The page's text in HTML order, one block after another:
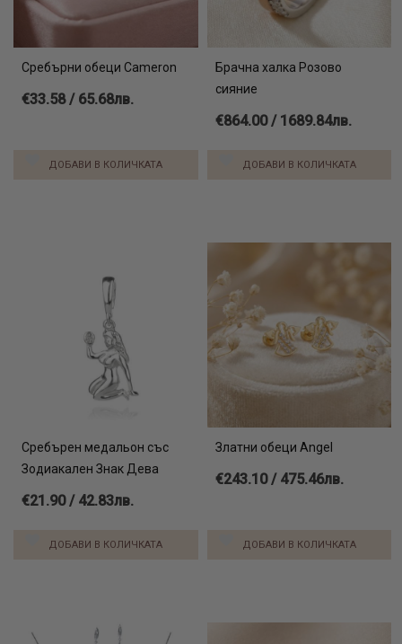
Сребърни обеци Cameron
€33.58 / 65.68лв.
ДОБАВИ В КОЛИЧКАТА
Брачна халка Розово
сияние
€864.00 / 1689.84лв.
ДОБАВИ В КОЛИЧКАТА
Сребърен медальон със
Зодиакален Знак Дева
€21.90 / 42.83лв.
ДОБАВИ В КОЛИЧКАТА
Златни обеци Angel
€243.10 / 475.46лв.
ДОБАВИ В КОЛИЧКАТА